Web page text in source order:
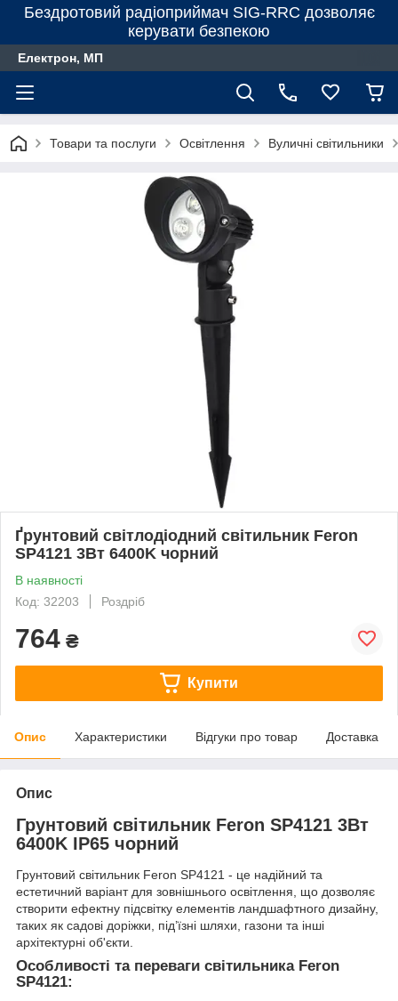
Бездротовий радіоприймач SIG-RRC дозволяє
керувати безпекою
Електрон, МП
Товари та послуги Освітлення Вуличні світильники
Ґрунтовий світлодіодний світильник Feron
SP4121 3Вт 6400K чорний
В наявності
Код: 32203
Роздріб
764 ₴
Купити
Опис Характеристики Відгуки про товар Доставка
Опис
Грунтовий світильник Feron SP4121 3Вт
6400K IP65 чорний
Грунтовий світильник Feron SP4121 - це надійний та
естетичний варіант для зовнішнього освітлення, що дозволяє
створити ефектну підсвітку елементів ландшафтного дизайну,
таких як садові доріжки, під’їзні шляхи, газони та інші
архітектурні об'єкти.
Особливості та переваги світильника Feron
SP4121: